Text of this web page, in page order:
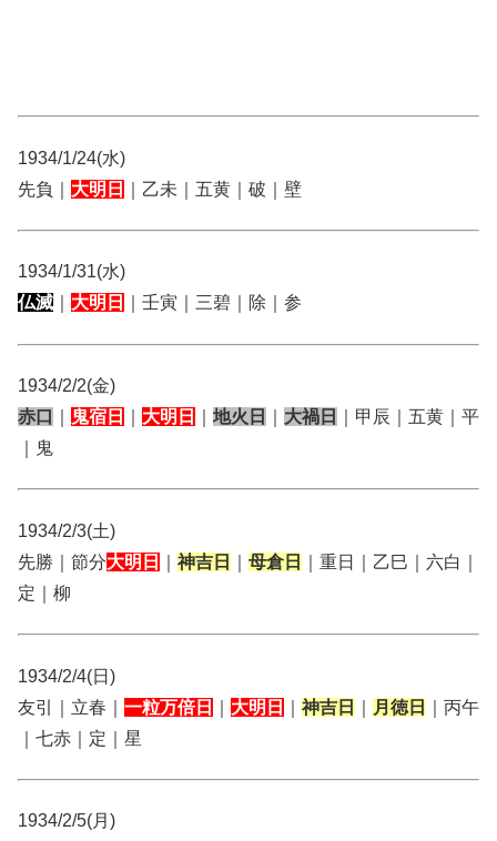
1934/1/24(水)
先負｜ 大明日 ｜乙未｜五黄｜破｜壁
1934/1/31(水)
仏滅
大明日 ｜壬寅｜三碧｜除｜参
1934/2/2(金)
赤口
鬼宿日 大明日 地火日 大禍日
｜甲辰｜五黄｜平
｜鬼
1934/2/3(土)
先勝｜節分大明日 神吉日 母倉日
｜重日｜乙巳｜六白｜
定｜柳
1934/2/4(日)
友引｜立春｜ 一粒万倍日 大明日 神吉日 月徳日
｜丙午
｜七赤｜定｜星
1934/2/5(月)